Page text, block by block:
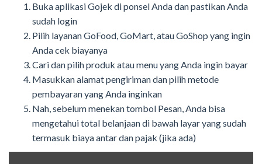
Buka aplikasi Gojek di ponsel Anda dan pastikan Anda
sudah login
Pilih layanan GoFood, GoMart, atau GoShop yang ingin
Anda cek biayanya
Cari dan pilih produk atau menu yang Anda ingin bayar
Masukkan alamat pengiriman dan pilih metode
pembayaran yang Anda inginkan
Nah, sebelum menekan tombol Pesan, Anda bisa
mengetahui total belanjaan di bawah layar yang sudah
termasuk biaya antar dan pajak (jika ada)